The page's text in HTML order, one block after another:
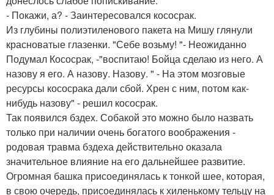
- Покажи, а? - Заинтересовался кососрак.
Из глубины полиэтиленового пакета на Мишу глянули
красноватые глазенки. "Себе возьму! "- Неожиданно
Подумал Кососрак, -"воспитаю! Бойца сделаю из него. А
назову я его. А назову. Назову. " - На этом мозговые
ресурсы кососрака дали сбой. Хрен с ним, потом как-
нибудь назову" - решил кососрак.
Так появился бздех. Собакой это можно было назвать
только при наличии очень богатого воображения -
родовая травма бздеха действительно оказала
значительное влияние на его дальнейшее развитие.
Огромная башка присоединялась к тонкой шее, которая,
в свою очередь, присоединялась к хиленькому тельцу на